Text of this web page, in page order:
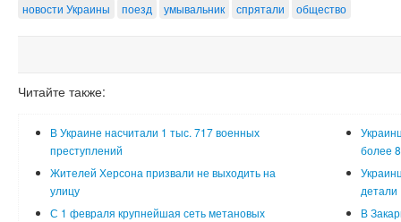
новости Украины
поезд умывальник спрятали общество
Читайте также:
В Украине насчитали 1 тыс. 717 военных
преступлений
более
Жителей Херсона призвали не выходить на
улицу
детали
С 1 февраля крупнейшая сеть метановых
В